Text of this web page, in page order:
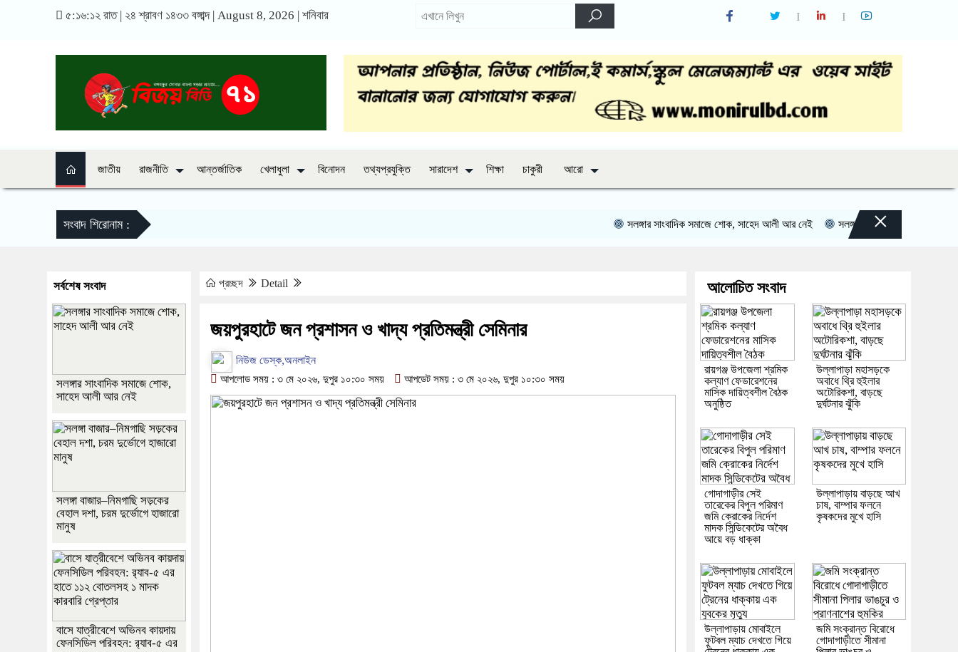
৫:১৬:১৩ রাত | ২৪ শ্রাবণ ১৪৩৩ বঙ্গাব্দ | August 8, 2026 |শনিবার
জাতীয় রাজনীতি আন্তর্জাতিক খেলাধুলা বিনোদন তথ্যপ্রযুক্তি সারাদেশ শিক্ষা চাকুরী আরো
সংবাদ শিরোনাম : সলঙ্গার সাংবাদিক সমাজে শোক, সাহেদ আলী আর নেই সলঙ্গা বাজার–নিমগাছি সড়কের বেহাল দশা,
×
প্রচ্ছদ Detail
জয়পুরহাটে জন প্রশাসন ও খাদ্য প্রতিমন্ত্রী সেমিনার
নিউজ ডেস্ক,অনলাইন
আপলোড সময় : ৩ মে ২০২৬, দুপুর ১০:৩০ সময় আপডেট সময় : ৩ মে ২০২৬, দুপুর ১০:৩০ সময়
সর্বশেষ সংবাদ
সলঙ্গার সাংবাদিক সমাজে শোক,
সাহেদ আলী আর নেই
সলঙ্গা বাজার–নিমগাছি সড়কের
বেহাল দশা, চরম দুর্ভোগে হাজারো
মানুষ
বাসে যাত্রীবেশে অভিনব কায়দায়
ফেনসিডিল পরিবহন: র‍্যাব-৫ এর
আলোচিত সংবাদ
রায়গঞ্জ উপজেলা শ্রমিক
কল্যাণ ফেডারেশনের
মাসিক দায়িত্বশীল বৈঠক
অনুষ্ঠিত
উল্লাপাড়া মহাসড়কে
অবাধে থ্রি হুইলার
অটোরিকশা, বাড়ছে
দুর্ঘটনার ঝুঁকি
গোদাগাড়ীর সেই
তারেকের বিপুল পরিমাণ
জমি ক্রোকের নির্দেশ
মাদক সিন্ডিকেটের অবৈধ
আয়ে বড় ধাক্কা
উল্লাপাড়ায় বাড়ছে আখ
চাষ, বাম্পার ফলনে
কৃষকদের মুখে হাসি
উল্লাপাড়ায় মোবাইলে
ফুটবল ম্যাচ দেখতে গিয়ে
জমি সংক্রান্ত বিরোধে
গোদাগাড়ীতে সীমানা